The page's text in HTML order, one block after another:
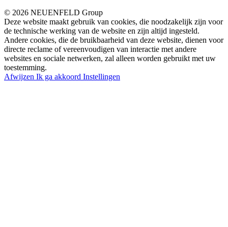
© 2026 NEUENFELD Group
Deze website maakt gebruik van cookies, die noodzakelijk zijn voor
de technische werking van de website en zijn altijd ingesteld.
Andere cookies, die de bruikbaarheid van deze website, dienen voor
directe reclame of vereenvoudigen van interactie met andere
websites en sociale netwerken, zal alleen worden gebruikt met uw
toestemming.
Afwijzen Ik ga akkoord Instellingen